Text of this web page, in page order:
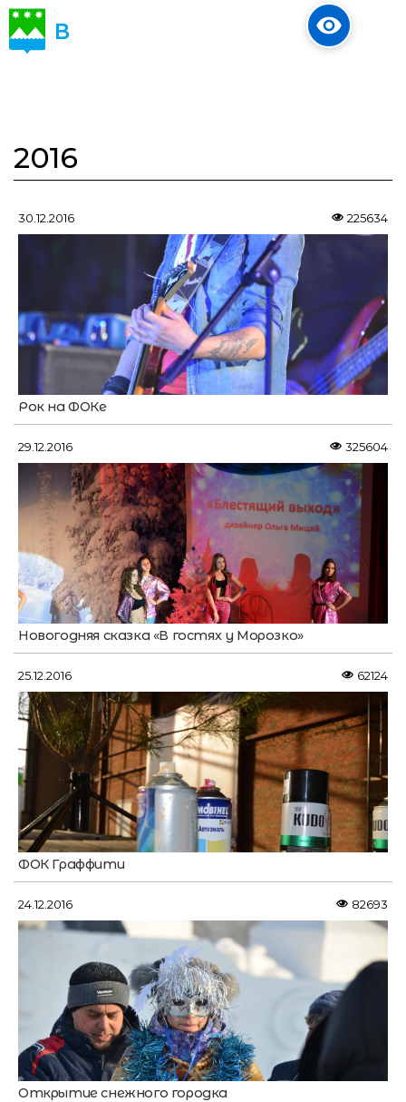
В
2016
30.12.2016 225634
Рок на ФОКе
29.12.2016 325604
Новогодняя сказка «В гостях у Морозко»
25.12.2016 62124
ФОК Граффити
24.12.2016 82693
Открытие снежного городка